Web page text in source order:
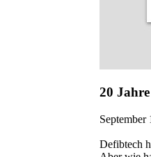
20
September
Defibtech